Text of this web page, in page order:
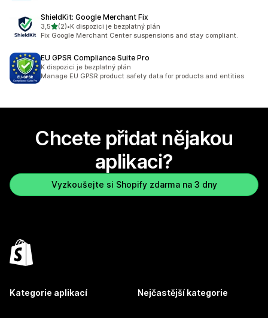
ShieldKit: Google Merchant Fix
3,5z 5 hvězd
(2)
Celkový počet recenzí: 2
•K dispozici je bezplatný plán
Fix Google Merchant Center suspensions and stay compliant.
EU GPSR Compliance Suite Pro
K dispozici je bezplatný plán
Manage EU GPSR product safety data for products and entities
Chcete přidat nějakou
aplikaci?
Vyzkoušejte si Shopify zdarma na 3 dny
Kategorie aplikací Nejčastější kategorie